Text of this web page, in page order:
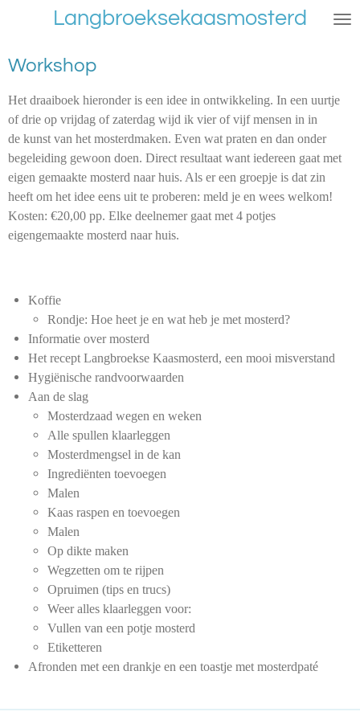
naar
de
hoofdinhoud
Langbroeksekaasmosterd
Workshop
Het draaiboek hieronder is een idee in ontwikkeling. In een uurtje
of drie op vrijdag of zaterdag wijd ik vier of vijf mensen in in
de kunst van het mosterdmaken. Even wat praten en dan onder
begeleiding gewoon doen. Direct resultaat want iedereen gaat met
eigen gemaakte mosterd naar huis. Als er een groepje is dat zin
heeft om het idee eens uit te proberen: meld je en wees welkom!
Kosten: €20,00 pp. Elke deelnemer gaat met 4 potjes
eigengemaakte mosterd naar huis.
Koffie
Rondje: Hoe heet je en wat heb je met mosterd?
Informatie over mosterd
Het recept Langbroekse Kaasmosterd, een mooi misverstand
Hygiënische randvoorwaarden
Aan de slag
Mosterdzaad wegen en weken
Alle spullen klaarleggen
Mosterdmengsel in de kan
Ingrediënten toevoegen
Malen
Kaas raspen en toevoegen
Malen
Op dikte maken
Wegzetten om te rijpen
Opruimen (tips en trucs)
Weer alles klaarleggen voor:
Vullen van een potje mosterd
Etiketteren
Afronden met een drankje en een toastje met mosterdpaté